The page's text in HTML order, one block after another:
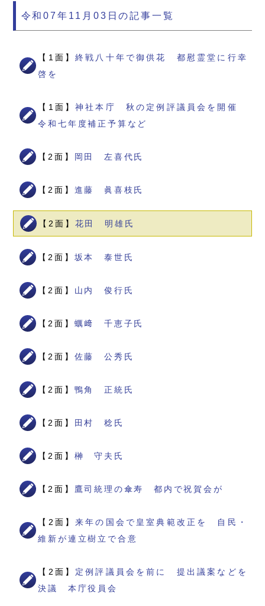
令和07年11月03日の記事一覧
【1面】終戦八十年で御供花 都慰霊堂に行幸
啓を
【1面】神社本庁 秋の定例評議員会を開催
令和七年度補正予算など
【2面】 岡田 左喜代氏
【2面】 進藤 眞喜枝氏
【2面】 花田 明雄氏
【2面】 坂本 泰世氏
【2面】 山内 俊行氏
【2面】 蠣﨑 千恵子氏
【2面】 佐藤 公秀氏
【2面】 鴨角 正統氏
【2面】 田村 稔氏
【2面】 榊 守夫氏
【2面】 鷹司統理の傘寿 都内で祝賀会が
【2面】来年の国会で皇室典範改正を 自民・
維新が連立樹立で合意
【2面】 定例評議員会を前に 提出議案などを
決議 本庁役員会